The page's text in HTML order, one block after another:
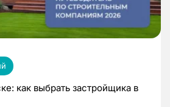
как выбрать застройщика в